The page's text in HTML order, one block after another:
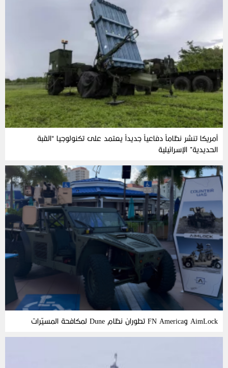
أمريكا تنشر نظاماً دفاعياً جديداً يعتمد على تكنولوجيا “القبة
الحديدية” الإسرائيلية
AimLock وFN America تطوران نظام Dune لمكافحة المسيّرات